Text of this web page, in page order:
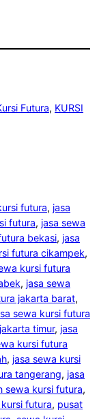
Futura, KURSI
futura, jasa
futura, jasa sewa
bekasi, jasa
futura cikampek
kursi futura
, jasa sewa
jakarta barat
sewa kursi futura
timur, jasa
kursi futura
, jasa sewa kursi
tangerang, jasa
sewa kursi futura
futura, pusat